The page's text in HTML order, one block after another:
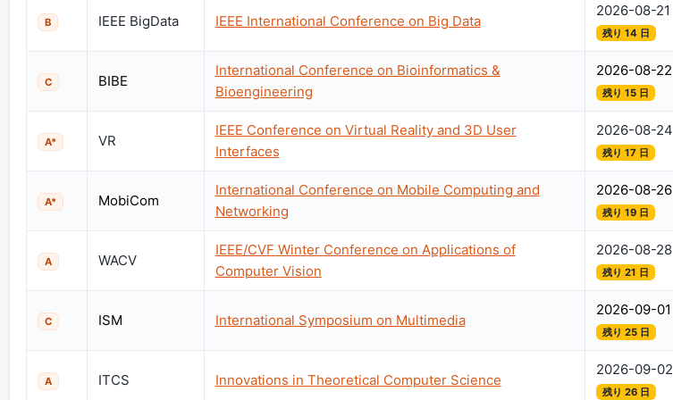
B IEEE BigData IEEE International Conference on Big Data
2026-08-21
残り 14 日
C BIBE
International Conference on Bioinformatics &
Bioengineering
2026-08-22
残り 15 日
A* VR
IEEE Conference on Virtual Reality and 3D User
Interfaces
2026-08-24
残り 17 日
A* MobiCom
International Conference on Mobile Computing and
Networking
2026-08-26
残り 19 日
A WACV
IEEE/CVF Winter Conference on Applications of
Computer Vision
2026-08-28
残り 21 日
C ISM International Symposium on Multimedia
2026-09-01
残り 25 日
A ITCS Innovations in Theoretical Computer Science
2026-09-02
残り 26 日